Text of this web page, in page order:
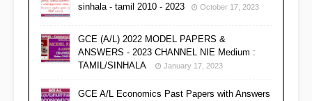
sinhala - tamil 2010 - 2023
October 17, 2023
GCE (A/L) 2022 MODEL PAPERS &
ANSWERS - 2023 CHANNEL NIE Medium :
TAMIL/SINHALA
January 17, 2023
GCE A/L Economics Past Papers with Answers